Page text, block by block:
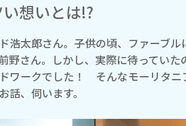
想いとは!?
浩太郎さん。子供の頃、ファーブル
野さん。しかし、実際に待っていた
ワークでした！ そんなモーリタニ
、伺います。